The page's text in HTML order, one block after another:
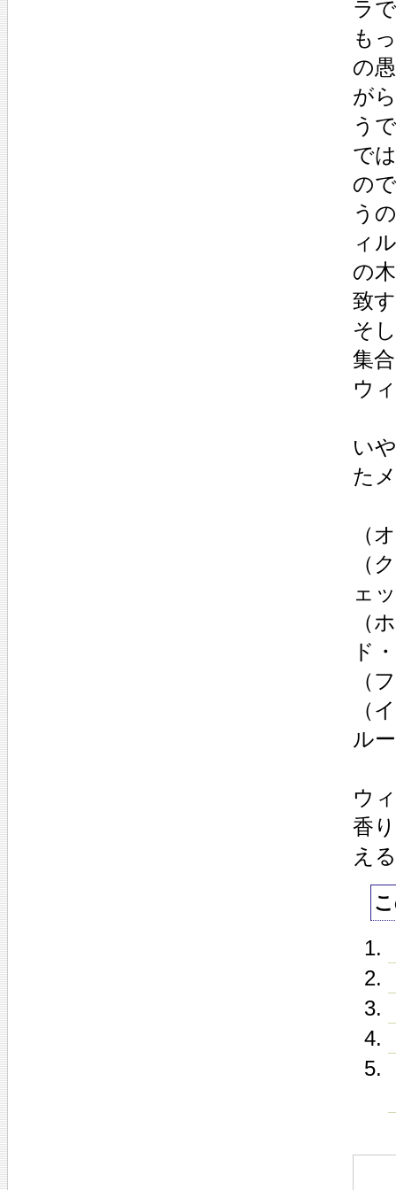
ラ
も
の
が
う
で
の
う
ィ
の
致
そ
集
ウ
い
た
（
（
ェ
（
ド
（
（
ル
ウ
香
え